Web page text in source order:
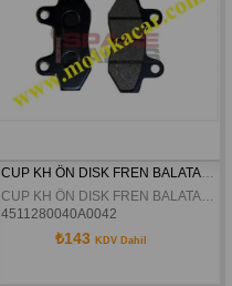
CUP KH ÖN DISK FREN BALATASI DELTAFORCE
CUP KH ÖN DISK FREN BALATASI DELTAFORCE
4511280040A0042
₺143 KDV Dahil